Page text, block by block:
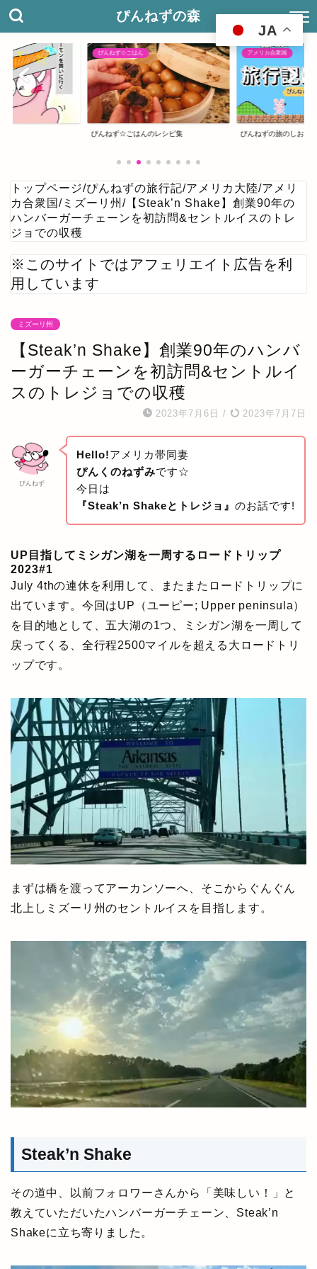
ぴんねずの森
ぴんねず☆ごはん
ぴんねず☆ごはんのレシピ集
アメリカ合衆国
ぴんねずの旅のしおり
トップページ/ぴんねずの旅行記/アメリカ大陸/アメリ
カ合衆国 / ミズーリ州 / 【Steak’n Shake】創業90年の
ハンバーガーチェーンを初訪問&セントルイスのトレ
ジョでの収穫
※このサイトではアフェリエイト広告を利
用しています
ミズーリ州
【Steak’n Shake】創業90年のハンバ
ーガーチェーンを初訪問&セントルイ
スのトレジョでの収穫
2023年7月6日 / 2023年7月7日
ぴんねず
Hello!アメリカ帯同妻
ぴんくのねずみです☆
今日は
『Steak’n Shakeとトレジョ』 のお話です!
UP目指してミシガン湖を一周するロードトリップ
2023#1
July 4thの連休を利用して、またまたロードトリップに
出ています。今回はUP（ユーピー; Upper peninsula）
を目的地として、五大湖の1つ、ミシガン湖を一周して
戻ってくる、全行程2500マイルを超える大ロードトリ
ップです。
まずは橋を渡ってアーカンソーへ、そこからぐんぐん
北上しミズーリ州のセントルイスを目指します。
Steak’n Shake
その道中、以前フォロワーさんから「美味しい！」と
教えていただいたハンバーガーチェーン、Steak’n
Shakeに立ち寄りました。
JA